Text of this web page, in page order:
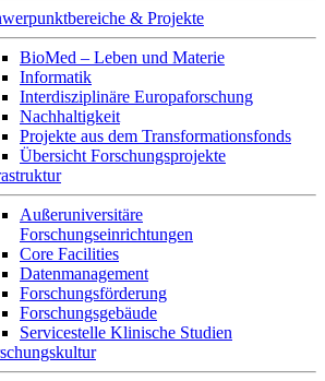
& Projekte
BioMed – Leben und Materie
Informatik
Interdisziplinäre Europaforschung
Nachhaltigkeit
Projekte aus dem Transformationsfonds
Übersicht Forschungsprojekte
Außeruniversitäre
Forschungseinrichtungen
Core Facilities
Datenmanagement
Forschungsförderung
Forschungsgebäude
Servicestelle Klinische Studien